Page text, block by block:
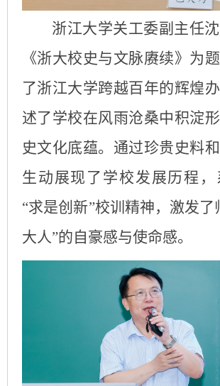
浙江大学关工委副主任
《浙大校史与文脉赓续》为
了浙江大学跨越百年的辉煌
述了学校在风雨沧桑中积淀
史文化底蕴。通过珍贵史料
生动展现 了 学校发展历程，
“求是创新”校训精神，激发了
大人”的自豪感与使命感。